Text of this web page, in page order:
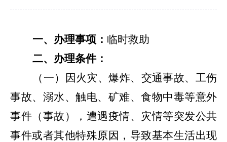
一、办理事项： 临时救助
二、办理条件：
（一）
因火灾、爆炸、交通事故、工伤
事故、溺水、触电、矿难、食物中毒等意外
事件（事故），遭遇疫情、灾情等突发公共
事件或者其他特殊原因，导致基本生活出现